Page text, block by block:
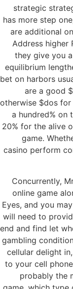
strategic
has more step
are additional
Address higher
they give you
equilibrium
bet on harbors
are a good
otherwise $dos for
a hundred% on
20% for the alive
game.
casino perform
Concurrently,
online game
Eyes, and you
will need to
end and find let
gambling
cellular delight
to your cell
probably the